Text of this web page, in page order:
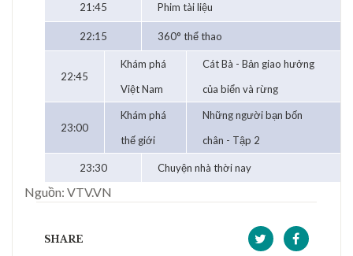
21:45 Phim tài liệu
22:15 360° thể thao
22:45
Khám phá
Việt Nam
Cát Bà - Bản giao hưởng
của biển và rừng
23:00
Khám phá
thế giới
Những người bạn bốn
chân - Tập 2
23:30 Chuyện nhà thời nay
Nguồn: VTV.VN
SHARE